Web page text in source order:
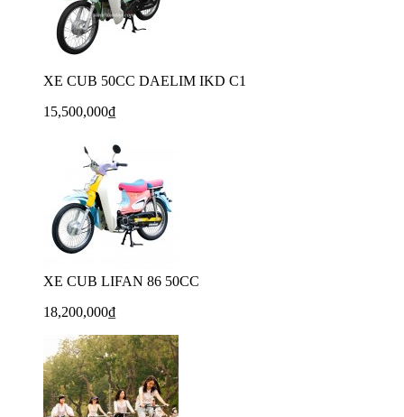
XE CUB 50CC DAELIM IKD C1
15,500,000₫
XE CUB LIFAN 86 50CC
18,200,000₫